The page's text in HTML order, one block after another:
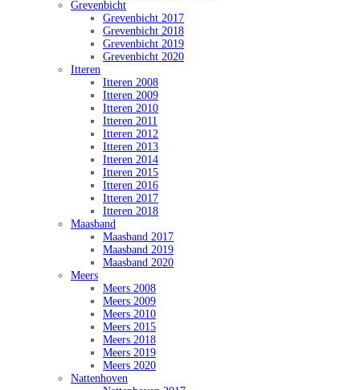
Grevenbicht
Grevenbicht 2017
Grevenbicht 2018
Grevenbicht 2019
Grevenbicht 2020
Itteren
Itteren 2008
Itteren 2009
Itteren 2010
Itteren 2011
Itteren 2012
Itteren 2013
Itteren 2014
Itteren 2015
Itteren 2016
Itteren 2017
Itteren 2018
Maasband
Maasband 2017
Maasband 2019
Maasband 2020
Meers
Meers 2008
Meers 2009
Meers 2010
Meers 2015
Meers 2018
Meers 2019
Meers 2020
Nattenhoven